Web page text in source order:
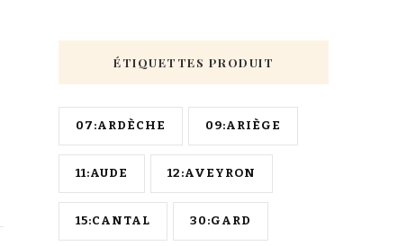
ÉTIQUETTES PRODUIT
07:ARDÈCHE 09:ARIÈGE
11:AUDE 12:AVEYRON
15:CANTAL 30:GARD